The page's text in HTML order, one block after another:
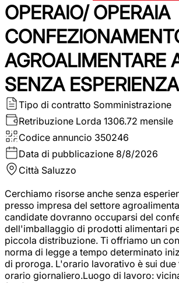
OPERAIO/ OPERAIA
AGROALIMENTARE
SENZA ESPERIENZA
Tipo di contratto Somministrazione
Retribuzione Lorda 1306.72 mensile
Codice annuncio 350246
Data di pubblicazione 8/8/2026
Città Saluzzo
Cerchiamo risorse anche senza
presso impresa del settore
candidate dovranno occuparsi del
dell'imballaggio di prodotti alimentari
piccola distribuzione. Ti offriamo un
norma di legge a tempo determinato
di proroga. L'orario lavorativo è sui due
orario giornaliero.Luogo di lavoro: